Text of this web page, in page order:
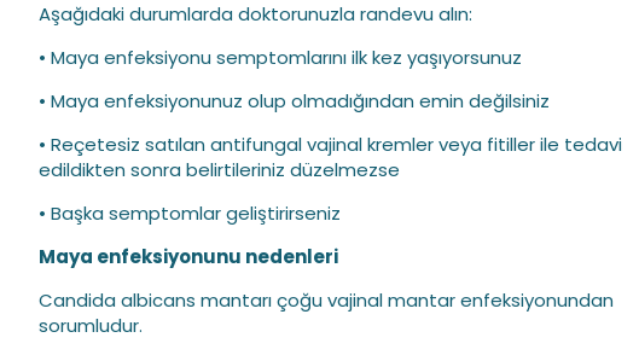
Aşağıdaki durumlarda doktorunuzla randevu alın:
• Maya enfeksiyonu semptomlarını ilk kez yaşıyorsunuz
• Maya enfeksiyonunuz olup olmadığından emin değilsiniz
• Reçetesiz satılan antifungal vajinal kremler veya fitiller ile tedavi
edildikten sonra belirtileriniz düzelmezse
• Başka semptomlar geliştirirseniz
Maya enfeksiyonunu nedenleri
Candida albicans mantarı çoğu vajinal mantar enfeksiyonundan
sorumludur.